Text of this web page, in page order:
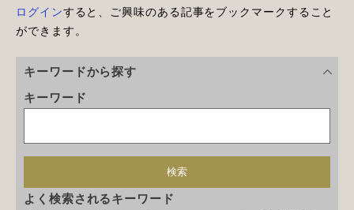
ログインすると、ご興味のある記事をブックマークすること
ができます。
キーワードから探す
キーワード
検索
よく検索されるキーワード